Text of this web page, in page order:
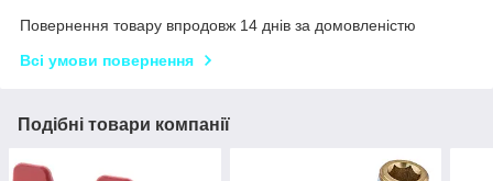
Повернення товару впродовж 14 днів за домовленістю
Всі умови повернення
Подібні товари компанії